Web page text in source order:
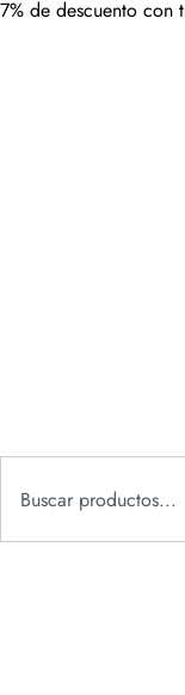
7% de descuento con